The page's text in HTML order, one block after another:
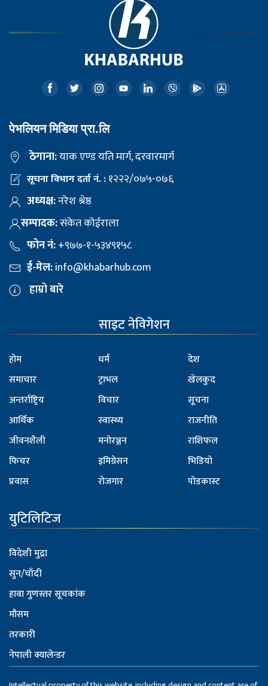
पेभलियन मिडिया प्रा.लि
ठेगाना:याक एण्ड यति मार्ग, दरवारमार्ग
सूचना विभाग दर्ता नं. :१२२२/०७५-०७६
अध्यक्ष:नरेश श्रेष्ठ
सम्पादक:संकेत कोईराला
फोन नं:+९७७-१-५३४९१५८
ई-मेल:info@khabarhub.com
हाम्रो बारे
साइट नेविगेशन
होम
समाचार
अन्तर्राष्ट्रिय
आर्थिक
जीवनशैली
फिचर
प्रवास
धर्म
ट्राभल
विचार
स्वास्थ्य
मनोरञ्जन
इमिग्रेसन
रोजगार
देश
खेलकुद
सूचना
राजनीति
राशिफल
भिडियो
पोडकास्ट
युटिलिटिज
विदेशी मुद्रा
सुन/चाँदी
हावा गुणस्तर सूचकांक
मौसम
तरकारी
नेपाली क्यालेन्डर